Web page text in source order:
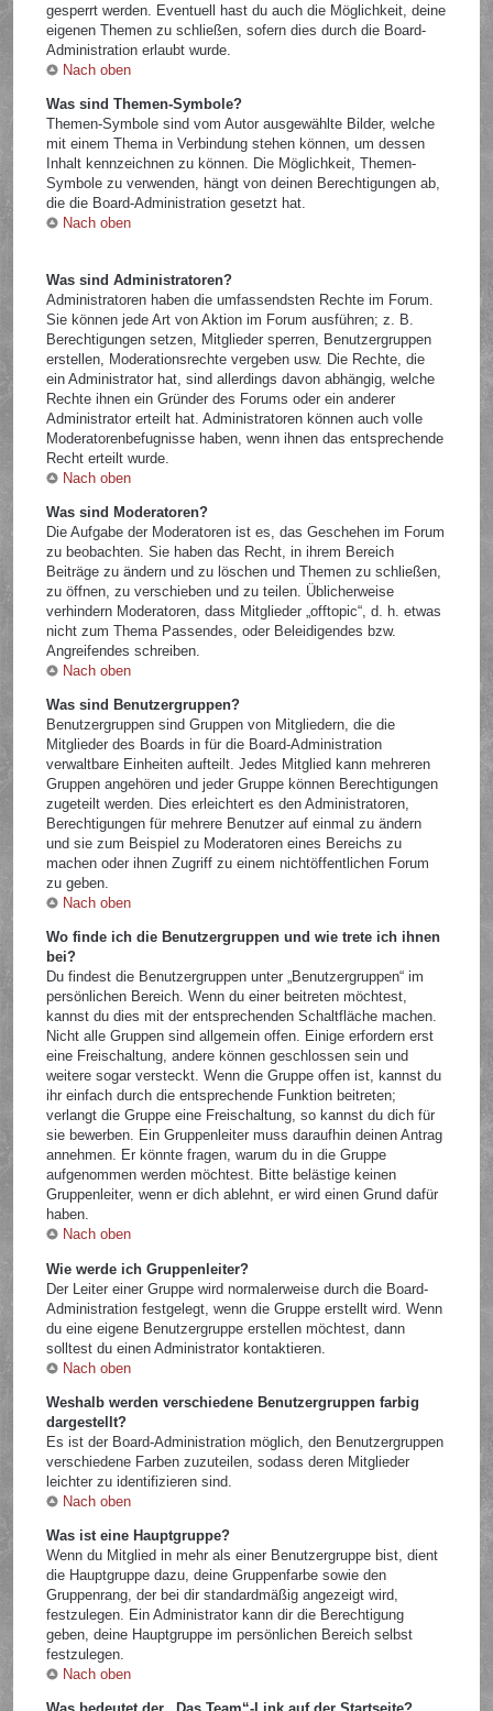
gesperrt werden. Eventuell hast du auch die Möglichkeit, deine
eigenen Themen zu schließen, sofern dies durch die Board-
Administration erlaubt wurde.
Nach oben
Was sind Themen-Symbole?
Themen-Symbole sind vom Autor ausgewählte Bilder, welche
mit einem Thema in Verbindung stehen können, um dessen
Inhalt kennzeichnen zu können. Die Möglichkeit, Themen-
Symbole zu verwenden, hängt von deinen Berechtigungen ab,
die die Board-Administration gesetzt hat.
Nach oben
Was sind Administratoren?
Administratoren haben die umfassendsten Rechte im Forum.
Sie können jede Art von Aktion im Forum ausführen; z. B.
Berechtigungen setzen, Mitglieder sperren, Benutzergruppen
erstellen, Moderationsrechte vergeben usw. Die Rechte, die
ein Administrator hat, sind allerdings davon abhängig, welche
Rechte ihnen ein Gründer des Forums oder ein anderer
Administrator erteilt hat. Administratoren können auch volle
Moderatorenbefugnisse haben, wenn ihnen das entsprechende
Recht erteilt wurde.
Nach oben
Was sind Moderatoren?
Die Aufgabe der Moderatoren ist es, das Geschehen im Forum
zu beobachten. Sie haben das Recht, in ihrem Bereich
Beiträge zu ändern und zu löschen und Themen zu schließen,
zu öffnen, zu verschieben und zu teilen. Üblicherweise
verhindern Moderatoren, dass Mitglieder „offtopic“, d. h. etwas
nicht zum Thema Passendes, oder Beleidigendes bzw.
Angreifendes schreiben.
Nach oben
Was sind Benutzergruppen?
Benutzergruppen sind Gruppen von Mitgliedern, die die
Mitglieder des Boards in für die Board-Administration
verwaltbare Einheiten aufteilt. Jedes Mitglied kann mehreren
Gruppen angehören und jeder Gruppe können Berechtigungen
zugeteilt werden. Dies erleichtert es den Administratoren,
Berechtigungen für mehrere Benutzer auf einmal zu ändern
und sie zum Beispiel zu Moderatoren eines Bereichs zu
machen oder ihnen Zugriff zu einem nichtöffentlichen Forum
zu geben.
Nach oben
Wo finde ich die Benutzergruppen und wie trete ich ihnen
bei?
Du findest die Benutzergruppen unter „Benutzergruppen“ im
persönlichen Bereich. Wenn du einer beitreten möchtest,
kannst du dies mit der entsprechenden Schaltfläche machen.
Nicht alle Gruppen sind allgemein offen. Einige erfordern erst
eine Freischaltung, andere können geschlossen sein und
weitere sogar versteckt. Wenn die Gruppe offen ist, kannst du
ihr einfach durch die entsprechende Funktion beitreten;
verlangt die Gruppe eine Freischaltung, so kannst du dich für
sie bewerben. Ein Gruppenleiter muss daraufhin deinen Antrag
annehmen. Er könnte fragen, warum du in die Gruppe
aufgenommen werden möchtest. Bitte belästige keinen
Gruppenleiter, wenn er dich ablehnt, er wird einen Grund dafür
haben.
Nach oben
Wie werde ich Gruppenleiter?
Der Leiter einer Gruppe wird normalerweise durch die Board-
Administration festgelegt, wenn die Gruppe erstellt wird. Wenn
du eine eigene Benutzergruppe erstellen möchtest, dann
solltest du einen Administrator kontaktieren.
Nach oben
Weshalb werden verschiedene Benutzergruppen farbig
dargestellt?
Es ist der Board-Administration möglich, den Benutzergruppen
verschiedene Farben zuzuteilen, sodass deren Mitglieder
leichter zu identifizieren sind.
Nach oben
Was ist eine Hauptgruppe?
Wenn du Mitglied in mehr als einer Benutzergruppe bist, dient
die Hauptgruppe dazu, deine Gruppenfarbe sowie den
Gruppenrang, der bei dir standardmäßig angezeigt wird,
festzulegen. Ein Administrator kann dir die Berechtigung
geben, deine Hauptgruppe im persönlichen Bereich selbst
festzulegen.
Nach oben